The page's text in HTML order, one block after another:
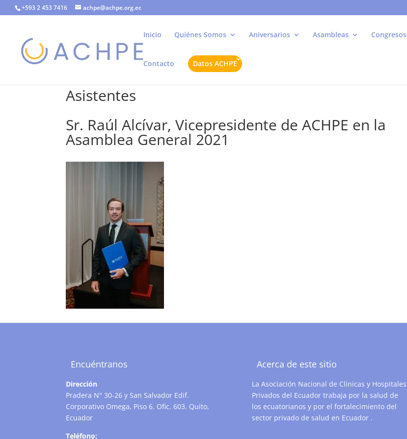
+593 2 453 7416 achpe@achpe.org.ec
Inicio Quiénes Somos Aniversarios Asambleas Congresos
Contacto Datos ACHPE
Asistentes
Sr. Raúl Alcívar, Vicepresidente de ACHPE en la
Asamblea General 2021
Encuéntranos
Dirección
Pradera N° 30-26 y San Salvador Edif.
Corporativo Omega, Piso 6. Ofic. 603. Quito,
Ecuador
Teléfono:
Acerca de este sitio
La Asociación Nacional de Clínicas y Hospitales
Privados del Ecuador trabaja por la salud de
los ecuatorianos y por el fortalecimiento del
sector privado de salud en Ecuador .